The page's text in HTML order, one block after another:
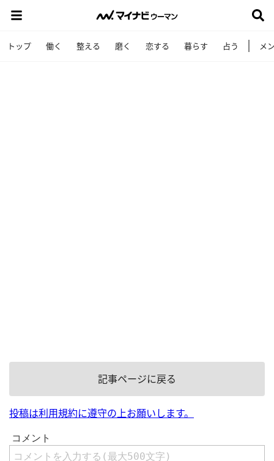
トップ 働く 整える 磨く 恋する 暮らす 占う メ
記事ページに戻る
投稿は利用規約に遵守の上お願いします。